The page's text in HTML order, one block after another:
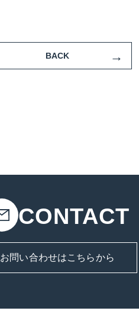
BACK
CONTACT
お問い合わせはこちらから